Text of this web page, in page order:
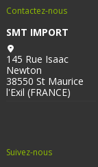
Contactez-nous
SMT IMPORT
145 Rue Isaac
Newton
38550 St Maurice
l'Exil (FRANCE)
Suivez-nous